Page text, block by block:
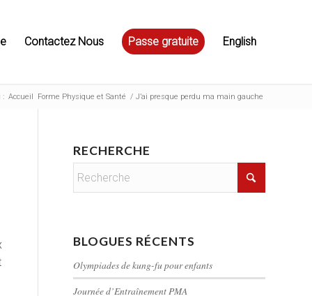
Contactez Nous Passe gratuite English
: Accueil Forme Physique et Santé / J’ai presque perdu ma main gauche
RECHERCHE
BLOGUES RÉCENTS
Olympiades de kung-fu pour enfants
Journée d’Entraînement PMA